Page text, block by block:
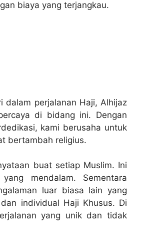
biaya yang terjangkau.
dalam perjalanan Haji, Alhijaz
di bidang ini. Dengan
kami berusaha untuk
bertambah religius.
buat setiap Muslim. Ini
mendalam. Sementara
luar biasa lain yang
individual Haji Khusus. Di
yang unik dan tidak